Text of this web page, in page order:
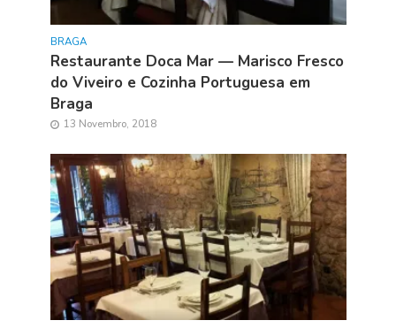
BRAGA
Restaurante Doca Mar — Marisco Fresco
do Viveiro e Cozinha Portuguesa em
Braga
13 Novembro, 2018